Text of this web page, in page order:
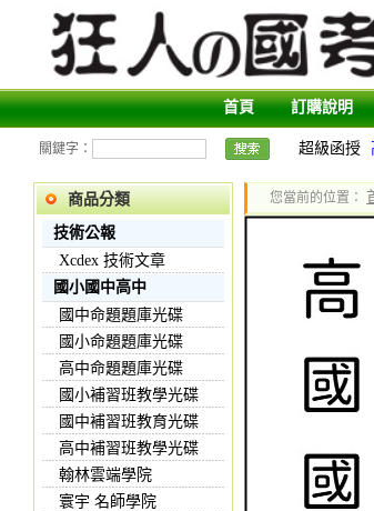
首頁 訂購說明
關鍵字： 超級函授
商品分類
技術公報
Xcdex 技術文章
國小國中高中
國中命題題庫光碟
國小命題題庫光碟
高中命題題庫光碟
國小補習班教學光碟
國中補習班教育光碟
高中補習班教學光碟
翰林雲端學院
寰宇 名師學院
您當前的位置：